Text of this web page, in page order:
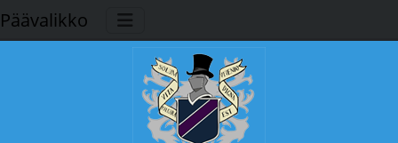
Päävalikko